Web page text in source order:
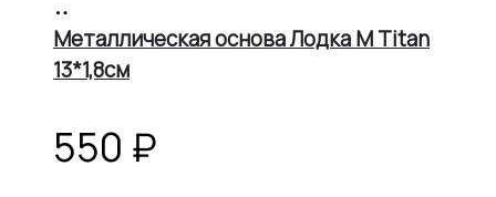
корзину
Металлическая основа Лодка М Titan
13*1,8см
550 ₽